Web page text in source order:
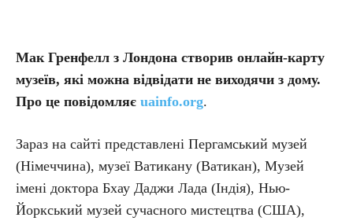
Мак Гренфелл з Лондона створив онлайн-карту
музеїв, які можна відвідати не виходячи з дому.
Про це повідомляє uainfo.org.
Зараз на сайті представлені Пергамський музей
(Німеччина), музеї Ватикану (Ватикан), Музей
імені доктора Бхау Даджи Лада (Індія), Нью-
Йоркський музей сучасного мистецтва (США),